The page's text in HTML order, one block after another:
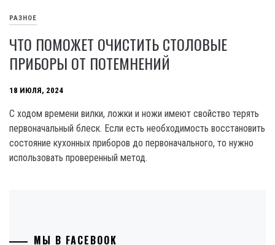
РАЗНОЕ
ЧТО ПОМОЖЕТ ОЧИСТИТЬ СТОЛОВЫЕ
ПРИБОРЫ ОТ ПОТЕМНЕНИЙ
18 ИЮЛЯ, 2024
С ходом времени вилки, ложки и ножи имеют свойство терять
первоначальный блеск. Если есть необходимость восстановить
состояние кухонных приборов до первоначального, то нужно
использовать проверенный метод.
МЫ В FACEBOOK